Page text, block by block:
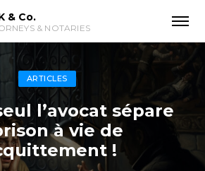
& Co.
& NOTARIES
ARTICLES
l’avocat sépare
à vie de
!